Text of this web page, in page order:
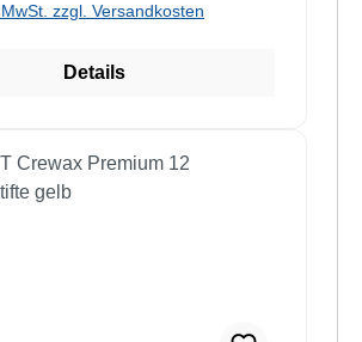
zzgl. Versandkosten
Details